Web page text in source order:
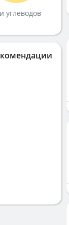
углеводов